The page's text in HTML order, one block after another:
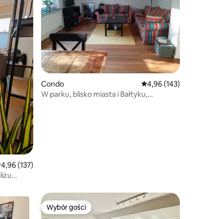
ocena: 4,96 na 5, liczba recenzji: 137
4,96 (137)
Condo Średnia ocena: 4,96
4,96 (143)
W parku, blisko miasta i Bałtyku,
gości Wybór gości
Wybór gości